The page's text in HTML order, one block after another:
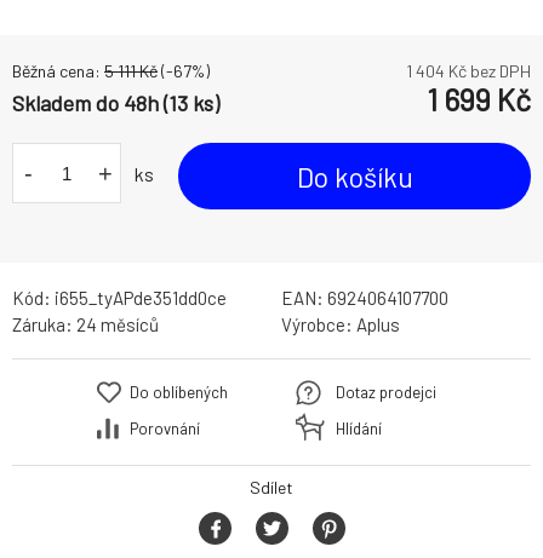
Běžná cena: 5 111Kč(-67%) 1 404 Kč bez DPH
Skladem do 48h (13 ks) 1 699 Kč
- + ks Do košíku
Kód: i655_tyAPde351dd0ce EAN: 6924064107700
Záruka: 24 měsíců Výrobce: Aplus
Do oblíbených
Porovnání
Dotaz prodejci
Hlídání
Sdílet